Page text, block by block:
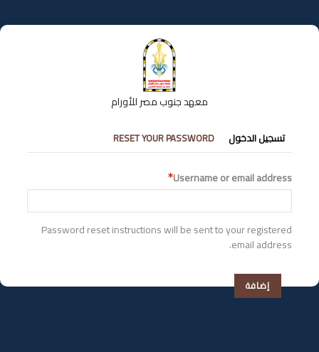
إلى
المحتوى
معهد جنوب مصر للأورام
التبويبات
الأساسية
تسجيل الدخول RESET YOUR PASSWORD
Username or email address
Password reset instructions will be sent to your registered
email address.